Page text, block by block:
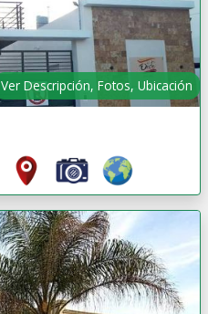
Ver Descripción, Fotos, Ubicación